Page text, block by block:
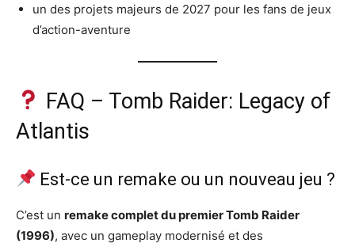
un des projets majeurs de 2027 pour les fans de jeux
d’action-aventure
FAQ – Tomb Raider: Legacy of
Atlantis
Est-ce un remake ou un nouveau jeu ?
C’est un remake complet du premier Tomb Raider
(1996), avec un gameplay modernisé et des